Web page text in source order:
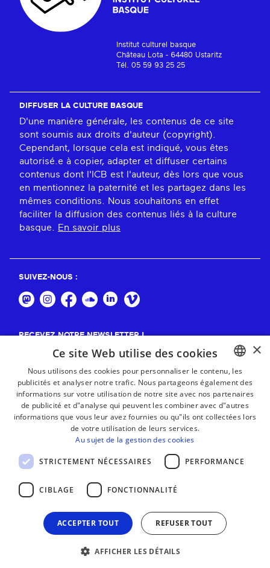
Institut culturel basque
Château Lota - 64480 Ustaritz
Tél. 05 59 93 25 25
DIFFUSER LA CULTURE BASQUE
D'une manière générale, les contenus de ce site
sont soumis aux droits d'auteur (copyright).
Cependant, lorsque cela est indiqué, vous êtes
autorisé.e à copier, adapter et diffuser certains
contenus dont l'ICB est l'auteur, dès lors que vous
en mentionnez la paternité et les partagez dans les
mêmes conditions. Nous souhaitons en effet
faciliter la diffusion des contenus liés à la culture
basque. En savoir plus
SUIVEZ-NOUS :
RECEVEZ NOTRE NEWSLETTER !
MENTIONS LÉGALES
BASQUE
FRENCH
×
Ce site Web utilise des cookies
Nous utilisons des cookies pour personnaliser le contenu, les
publicités et analyser notre trafic. Nous partageons également des
informations sur votre utilisation de notre site avec nos partenaires
de publicité et d"analyse qui peuvent les combiner avec d"autres
informations que vous leur avez fournies ou qu"ils ont collectées lors
de votre utilisation de leurs services.
Au sujet de la gestion des cookies
STRICTEMENT NÉCESSAIRES PERFORMANCE
CIBLAGE FONCTIONNALITÉ
ACCEPTER TOUT REFUSER TOUT
AFFICHER LES DÉTAILS